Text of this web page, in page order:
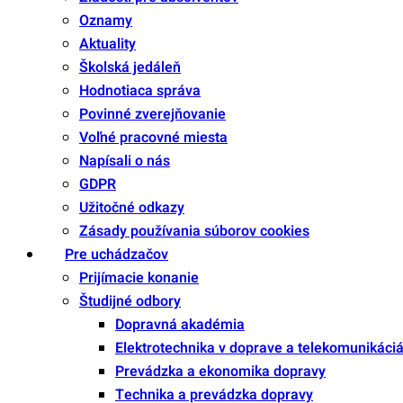
Oznamy
Aktuality
Školská jedáleň
Hodnotiaca správa
Povinné zverejňovanie
Voľné pracovné miesta
Napísali o nás
GDPR
Užitočné odkazy
Zásady používania súborov cookies
Pre uchádzačov
Prijímacie konanie
Študijné odbory
Dopravná akadémia
Elektrotechnika v doprave a
Prevádzka a ekonomika dopravy
Technika a prevádzka dopravy